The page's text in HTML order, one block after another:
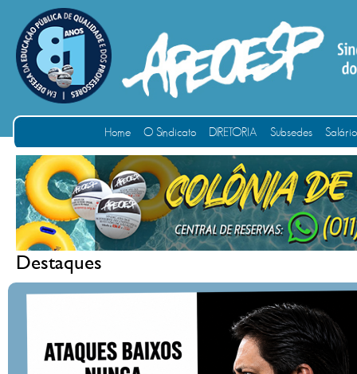
Home O Sindicato DIRETORIA Subsedes
Destaques